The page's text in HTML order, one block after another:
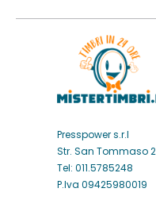
Presspower s.r.l
Str. San Tommaso
Tel: 011.5785248
P.Iva 09425980019